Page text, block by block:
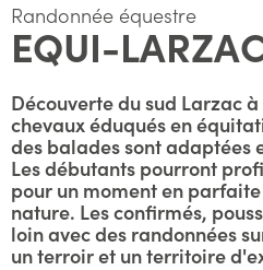
Randonnée équestre
EQUI-
Découverte du sud Larzac
chevaux éduqués en
des balades sont adaptées
Les débutants pourront
pour un moment en
nature. Les confirmés,
loin avec des randonnées
un terroir et un territoire